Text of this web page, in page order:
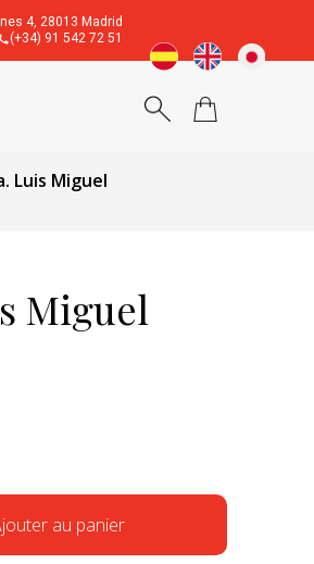
4, 28013 Madrid
(+34) 91 542 72 51
Luis Miguel
Miguel
au panier